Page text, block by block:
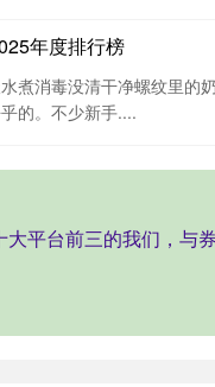
年度排行榜
煮消毒没清干净螺纹里的
的。不少新手....
平台前三的我们，与